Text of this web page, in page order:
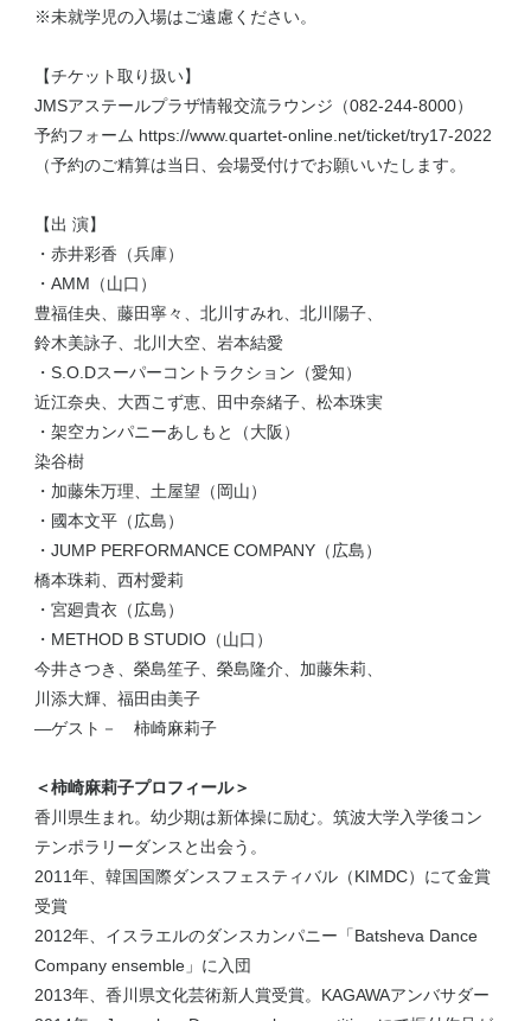
※未就学児の入場はご遠慮ください。
【チケット取り扱い】
JMSアステールプラザ情報交流ラウンジ（082-244-8000）
予約フォーム https://www.quartet-online.net/ticket/try17-2022
（予約のご精算は当日、会場受付けでお願いいたします。
【出 演】
・赤井彩香（兵庫）
・AMM（山口）
豊福佳央、藤田寧々、北川すみれ、北川陽子、
鈴木美詠子、北川大空、岩本結愛
・S.O.Dスーパーコントラクション（愛知）
近江奈央、大西こず恵、田中奈緒子、松本珠実
・架空カンパニーあしもと（大阪）
染谷樹
・加藤朱万理、土屋望（岡山）
・國本文平（広島）
・JUMP PERFORMANCE COMPANY（広島）
橋本珠莉、西村愛莉
・宮廻貴衣（広島）
・METHOD B STUDIO（山口）
今井さつき、榮島笙子、榮島隆介、加藤朱莉、
川添大輝、福田由美子
―ゲスト－ 柿崎麻莉子
＜柿崎麻莉子プロフィール＞
香川県生まれ。幼少期は新体操に励む。筑波大学入学後コン
テンポラリーダンスと出会う。
2011年、韓国国際ダンスフェスティバル（KIMDC）にて金賞
受賞
2012年、イスラエルのダンスカンパニー「Batsheva Dance
Company ensemble」に入団
2013年、香川県文化芸術新人賞受賞。KAGAWAアンバサダー